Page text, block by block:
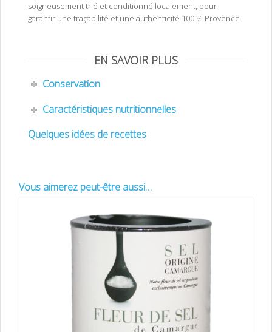
soigneusement trié et conditionné localement, pour
garantir une traçabilité et une authenticité 100 % Provence.
EN SAVOIR PLUS
Conservation
Caractéristiques nutritionnelles
Quelques idées de recettes
Vous aimerez peut-être aussi…